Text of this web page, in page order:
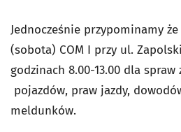
Jednocześnie przypominamy
(sobota) COM I przy ul.
godzinach 8.00-13.00 dla
pojazdów, praw jazdy,
meldunków.